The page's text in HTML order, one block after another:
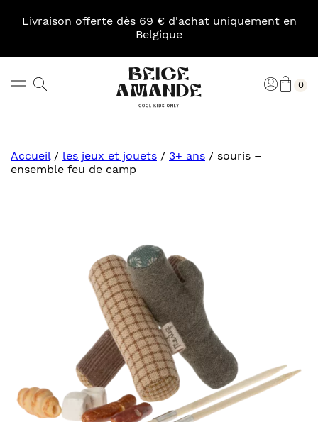
Livraison offerte dès 69 € d'achat uniquement en
Belgique
Rechercher 0
Accueil/ les jeux et jouets / 3+ ans / souris –
ensemble feu de camp